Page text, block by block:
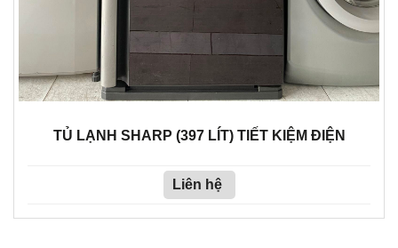
TỦ LẠNH SHARP (397 LÍT) TIẾT KIỆM ĐIỆN
Liên hệ